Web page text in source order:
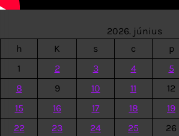
2026. június
h
K s c p
1
2 3 4 5
8
9 10 11 12
15
16 17 18 19
22
23 24 25 26